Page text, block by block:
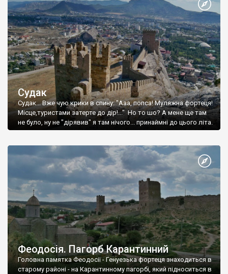
Судак
Судак... Вже чую крики в спину: "Ааа, попса! Муляжна фортеця!
Місце,туристами затерте до дір!..." Но то шо? А мене ще там
не було, ну не "дірявив" я там нічого... принаймні до цього літа.
Феодосія. Пагорб Карантинний
Головна памятка Феодосії - Генуезька фортеця знаходиться в
старому районі - на Карантинному пагорбі, який підноситься в